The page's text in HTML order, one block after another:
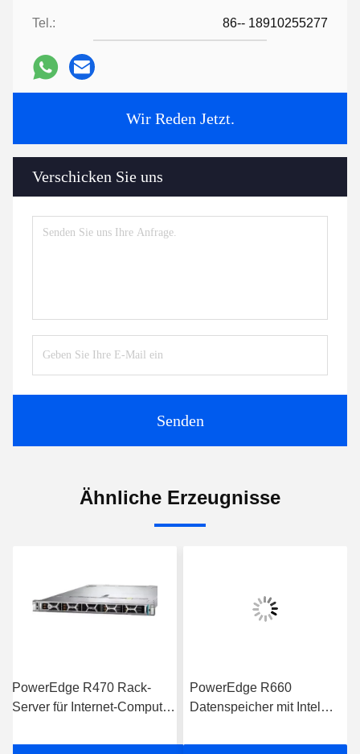
Tel.: 86-- 18910255277
Wir Reden Jetzt.
Verschicken Sie uns
Senden
Ähnliche Erzeugnisse
PowerEdge R470 Rack-
Server für Internet-Computer-
Server
PowerEdge R660
Datenspeicher mit Intel
Geschäftsanwendungen